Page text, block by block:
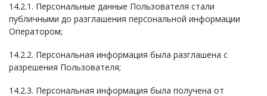
14.2.1. Персональные данные Пользователя стали
публичными до разглашения персональной информации
Оператором;
14.2.2. Персональная информация была разглашена с
разрешения Пользователя;
14.2.3. Персональная информация была получена от